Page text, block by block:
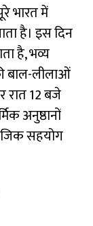
भारत में
है। इस दिन
है, भव्य
बाल-लीलाओं
रात 12 बजे
अनुष्ठानों
सहयोग